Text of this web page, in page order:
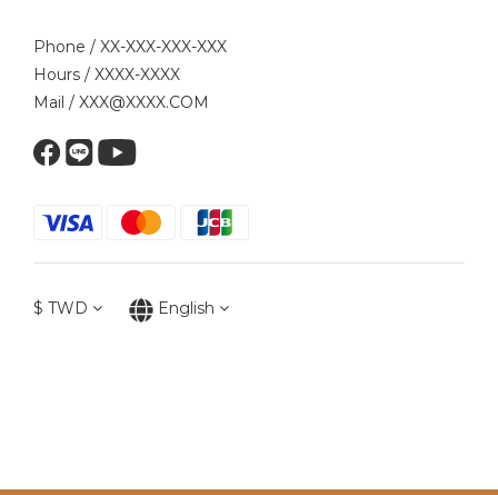
Phone / XX-XXX-XXX-XXX
Hours / XXXX-XXXX
Mail / XXX@XXXX.COM
$ TWD English